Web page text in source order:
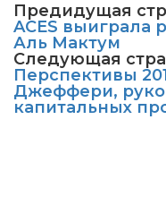
Предидущая
ACES выиграла
Аль Мактум
Следующая
Перспективы
Джеффери,
капитальных